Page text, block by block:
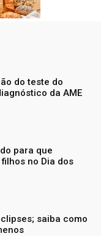
do teste do
da AME
para que
no Dia dos
saiba como